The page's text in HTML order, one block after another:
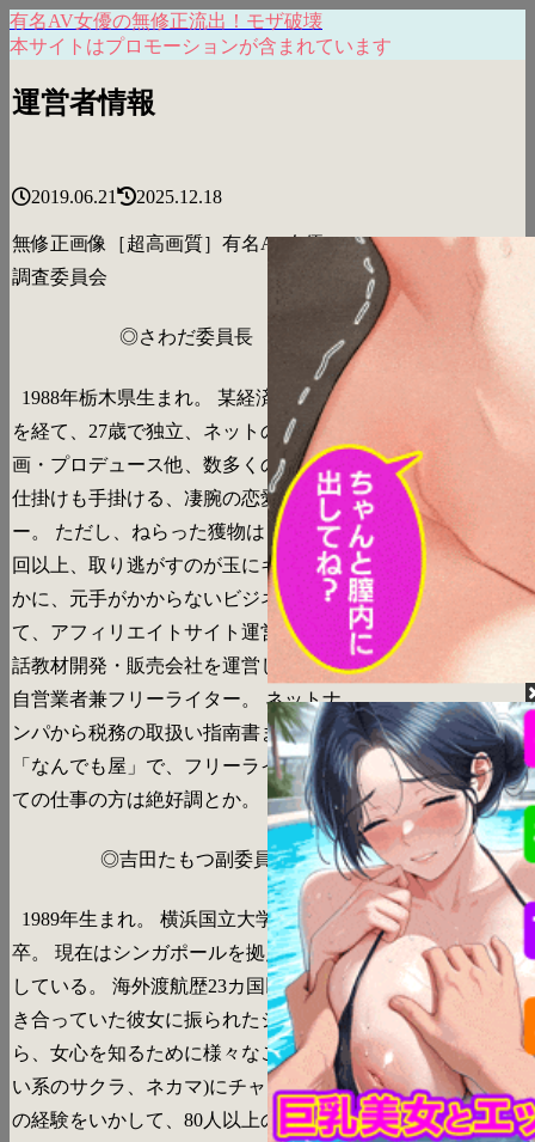
有名AV女優の無修正流出！モザ破壊
本サイトはプロモーションが含まれています
運営者情報
2019.06.21 2025.12.18
無修正画像［超高画質］有名AV女優の
調査委員会
◎さわだ委員長
1988年栃木県生まれ。 某経済紙の記者
を経て、27歳で独立、ネットの商品企
画・プロデュース他、数多くのWEBの
仕掛けも手掛ける、凄腕の恋愛スナイパ
ー。 ただし、ねらった獲物は３回に１
回以上、取り逃がすのが玉にキズ。 ほ
かに、元手がかからないビジネスとし
て、アフィリエイトサイト運営、、英会
話教材開発・販売会社を運営している。
自営業者兼フリーライター。 ネットナ
ンパから税務の取扱い指南書までこなす
「なんでも屋」で、フリーライターとし
ての仕事の方は絶好調とか。
◎吉田たもつ副委員長
1989年生まれ。 横浜国立大学経営学部
卒。 現在はシンガポールを拠点に暮ら
している。 海外渡航歴23カ国以上。 付
き合っていた彼女に振られたショックか
ら、女心を知るために様々なこと(出会
い系のサクラ、ネカマ)にチャレンジ! そ
の経験をいかして、80人以上の恋愛相談